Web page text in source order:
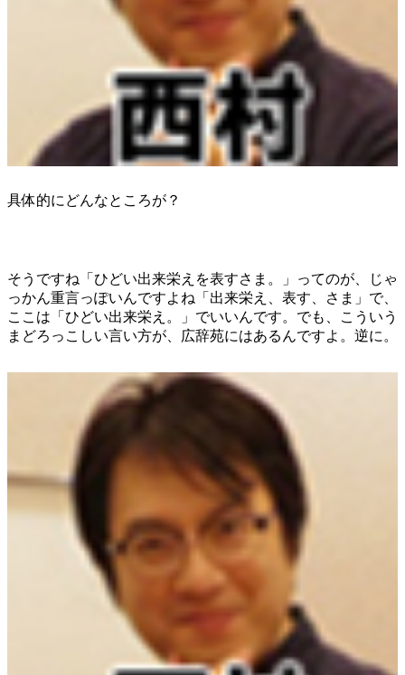
具体的にどんなところが？
そうですね「ひどい出来栄えを表すさま。」ってのが、じゃ
っかん重言っぽいんですよね「出来栄え、表す、さま」で、
ここは「ひどい出来栄え。」でいいんです。でも、こういう
まどろっこしい言い方が、広辞苑にはあるんですよ。逆に。